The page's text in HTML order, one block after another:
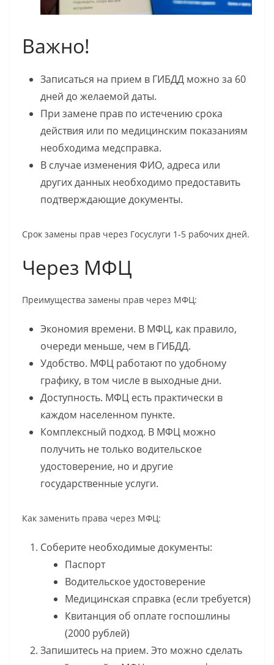
Важно!
Записаться на прием в ГИБДД можно за 60
дней до желаемой даты.
При замене прав по истечению срока
действия или по медицинским показаниям
необходима медсправка.
В случае изменения ФИО, адреса или
других данных необходимо предоставить
подтверждающие документы.
Срок замены прав через Госуслуги 1-5 рабочих дней.
Через МФЦ
Преимущества замены прав через МФЦ:
Экономия времени. В МФЦ, как правило,
очереди меньше, чем в ГИБДД.
Удобство. МФЦ работают по удобному
графику, в том числе в выходные дни.
Доступность. МФЦ есть практически в
каждом населенном пункте.
Комплексный подход. В МФЦ можно
получить не только водительское
удостоверение, но и другие
государственные услуги.
Как заменить права через МФЦ:
Соберите необходимые документы:
Паспорт
Водительское удостоверение
Медицинская справка (если требуется)
Квитанция об оплате госпошлины
(2000 рублей)
Запишитесь на прием. Это можно сделать